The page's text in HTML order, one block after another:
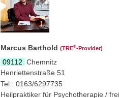
Marcus Barthold (TRE®‑Provider)
09112 Chemnitz
Henriettenstraße 51
Tel.: 0163/6297735
Heilpraktiker für Psychotherapie /